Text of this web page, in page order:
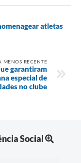
atletas
MENOS RECENTE
garantiram
especial de
no clube
Social